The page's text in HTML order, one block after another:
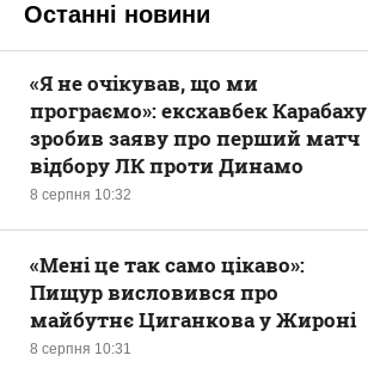
Останні новини
8 серпня 10:32
«Я не очікував, що ми
програємо»: ексхавбек Карабаху
зробив заяву про перший матч
відбору ЛК проти Динамо
8 серпня 10:31
«Мені це так само цікаво»:
Пищур висловився про
майбутнє Циганкова у Жироні